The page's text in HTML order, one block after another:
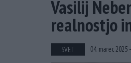
Vasilij
realnostjo
SVET 04. marec 2025 -